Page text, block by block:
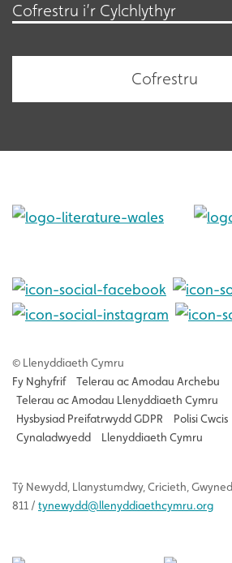
Cofrestru i’r Cylchlythyr
© Llenyddiaeth Cymru
Fy Nghyfrif
Telerau ac Amodau Archebu
Telerau ac Amodau Llenyddiaeth Cymru
Hysbysiad Preifatrwydd GDPR
Polisi Cwcis
Cynaladwyedd
Llenyddiaeth Cymru
Tŷ Newydd , Llanystumdwy, Cricieth,
811 / tynewydd@llenyddiaethcymru.org